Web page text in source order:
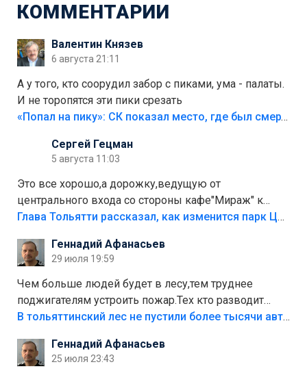
КОММЕНТАРИИ
Валентин Князев
6 августа 21:11
А у того, кто соорудил забор с пиками, ума - палаты.
И не торопятся эти пики срезать
«Попал на пику»: СК показал место, где был смертельно травмирован ребенок в Тольятти
Сергей Гецман
5 августа 11:03
Это все хорошо,а дорожку,ведущую от
центрального входа со стороны кафе"Мираж" к
аттракционам слабо доделать?А то бордюры
лежала в парке и испортилась.Да еще,видимо,часть
украли.
Глава Тольятти рассказал, как изменится парк Центрального района
Геннадий Афанасьев
29 июля 19:59
Чем больше людей будет в лесу,тем труднее
поджигателям устроить пожар.Тех кто разводит
костры,тех надо безбожно штрафовать.Камер полно
Штрафы мизерные.
В тольяттинский лес не пустили более тысячи автомобилей
Геннадий Афанасьев
25 июля 23:43